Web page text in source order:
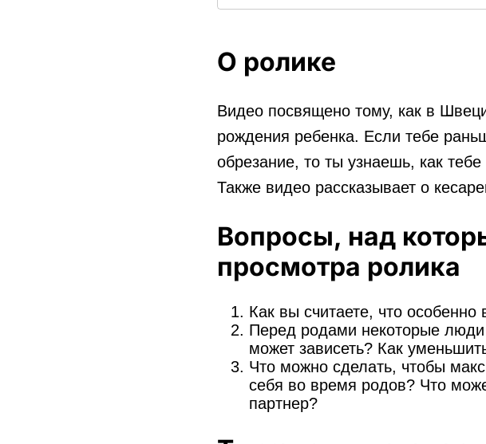
О ролике
Видео посвящено тому, как в
рождения ребенка. Если тебе
обрезание, то ты узнаешь, как
Также видео рассказывает о
Вопросы, над
просмотра ролика
Как вы считаете, что особенно
Перед родами некоторые люди
может зависеть? Как
Что можно сделать, чтобы
себя во время родов? Что
партнер?